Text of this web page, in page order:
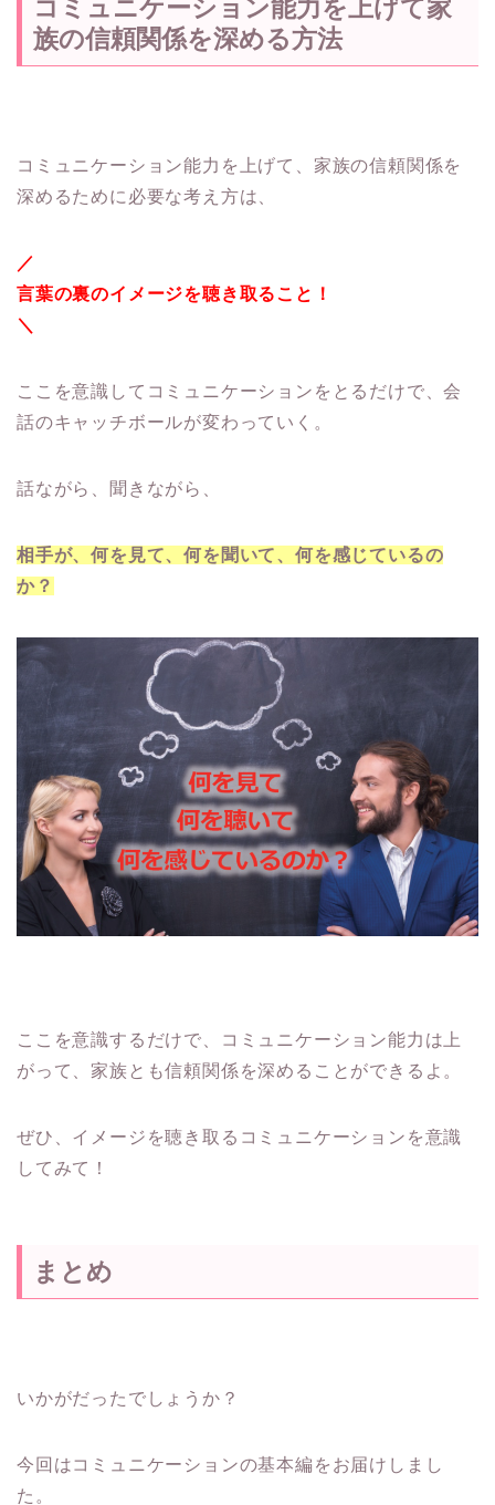
コミュニケーション能力を上げて家
族の信頼関係を深める方法
コミュニケーション能力を上げて、家族の信頼関係を
深めるために必要な考え方は、
／
言葉の裏のイメージを聴き取ること！
＼
ここを意識してコミュニケーションをとるだけで、会
話のキャッチボールが変わっていく。
話ながら、聞きながら、
相手が、何を見て、何を聞いて、何を感じているの
か？
ここを意識するだけで、コミュニケーション能力は上
がって、家族とも信頼関係を深めることができるよ。
ぜひ、イメージを聴き取るコミュニケーションを意識
してみて！
まとめ
いかがだったでしょうか？
今回はコミュニケーションの基本編をお届けしまし
た。